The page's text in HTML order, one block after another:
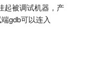
起被调试机器，产
gdb可以连入